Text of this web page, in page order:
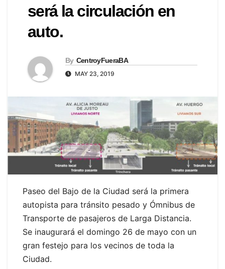
será la circulación en
auto.
By CentroyFueraBA
MAY 23, 2019
Paseo del Bajo de la Ciudad será la primera
autopista para tránsito pesado y Ómnibus de
Transporte de pasajeros de Larga Distancia.
Se inaugurará el domingo 26 de mayo con un
gran festejo para los vecinos de toda la
Ciudad.